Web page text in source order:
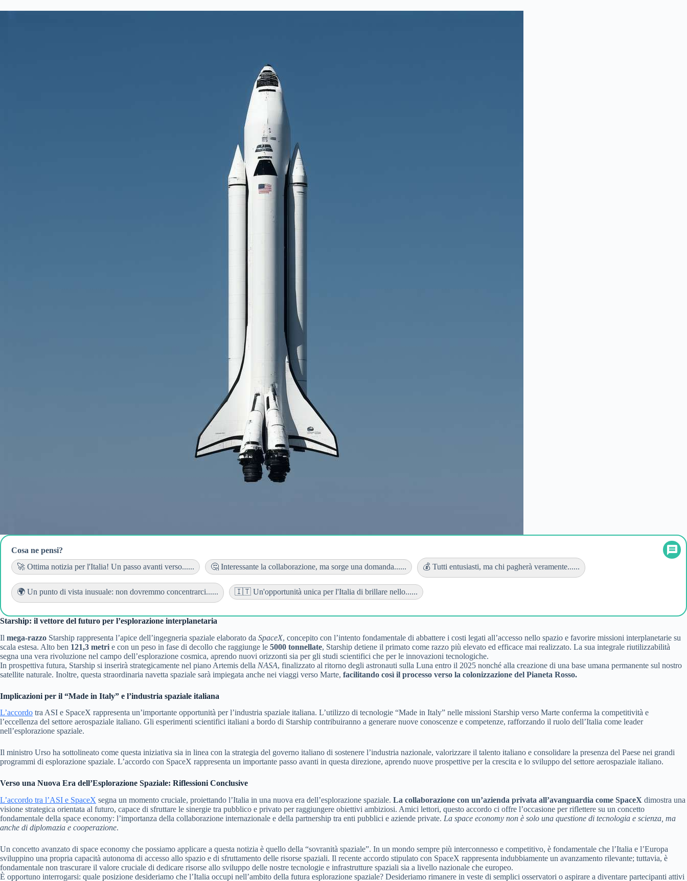
Cosa ne pensi?
🚀 Ottima notizia per l'Italia! Un passo avanti verso......
🤔 Interessante la collaborazione, ma sorge una domanda...... 💰 Tutti entusiasti, ma chi pagherà veramente......
🌍 Un punto di vista inusuale: non dovremmo concentrarci...... 🇮🇹 Un'opportunità unica per l'Italia di brillare nello......
Starship: il vettore del futuro per l’esplorazione interplanetaria
Il mega-razzo Starship rappresenta l’apice dell’ingegneria spaziale elaborato da SpaceX, concepito con l’intento fondamentale di abbattere i costi legati all’accesso nello spazio e favorire missioni interplanetarie su
scala estesa. Alto ben 121,3 metri e con un peso in fase di decollo che raggiunge le 5000 tonnellate, Starship detiene il primato come razzo più elevato ed efficace mai realizzato. La sua integrale riutilizzabilità
segna una vera rivoluzione nel campo dell’esplorazione cosmica, aprendo nuovi orizzonti sia per gli studi scientifici che per le innovazioni tecnologiche.
In prospettiva futura, Starship si inserirà strategicamente nel piano Artemis della NASA, finalizzato al ritorno degli astronauti sulla Luna entro il 2025 nonché alla creazione di una base umana permanente sul nostro
satellite naturale. Inoltre, questa straordinaria navetta spaziale sarà impiegata anche nei viaggi verso Marte, facilitando così il processo verso la colonizzazione del Pianeta Rosso.
Implicazioni per il “Made in Italy” e l’industria spaziale italiana
L’accordo tra ASI e SpaceX rappresenta un’importante opportunità per l’industria spaziale italiana. L’utilizzo di tecnologie “Made in Italy” nelle missioni Starship verso Marte conferma la competitività e
l’eccellenza del settore aerospaziale italiano. Gli esperimenti scientifici italiani a bordo di Starship contribuiranno a generare nuove conoscenze e competenze, rafforzando il ruolo dell’Italia come leader
nell’esplorazione spaziale.
Il ministro Urso ha sottolineato come questa iniziativa sia in linea con la strategia del governo italiano di sostenere l’industria nazionale, valorizzare il talento italiano e consolidare la presenza del Paese nei grandi
programmi di esplorazione spaziale. L’accordo con SpaceX rappresenta un importante passo avanti in questa direzione, aprendo nuove prospettive per la crescita e lo sviluppo del settore aerospaziale italiano.
Verso una Nuova Era dell’Esplorazione Spaziale: Riflessioni Conclusive
L’accordo tra l’ASI e SpaceX segna un momento cruciale, proiettando l’Italia in una nuova era dell’esplorazione spaziale. La collaborazione con un’azienda privata all’avanguardia come SpaceX dimostra una
visione strategica orientata al futuro, capace di sfruttare le sinergie tra pubblico e privato per raggiungere obiettivi ambiziosi. Amici lettori, questo accordo ci offre l’occasione per riflettere su un concetto
fondamentale della space economy: l’importanza della collaborazione internazionale e della partnership tra enti pubblici e aziende private. La space economy non è solo una questione di tecnologia e scienza, ma
anche di diplomazia e cooperazione.
Un concetto avanzato di space economy che possiamo applicare a questa notizia è quello della “sovranità spaziale”. In un mondo sempre più interconnesso e competitivo, è fondamentale che l’Italia e l’Europa
sviluppino una propria capacità autonoma di accesso allo spazio e di sfruttamento delle risorse spaziali. Il recente accordo stipulato con SpaceX rappresenta indubbiamente un avanzamento rilevante; tuttavia, è
fondamentale non trascurare il valore cruciale di dedicare risorse allo sviluppo delle nostre tecnologie e infrastrutture spaziali sia a livello nazionale che europeo.
È opportuno interrogarsi: quale posizione desideriamo che l’Italia occupi nell’ambito della futura esplorazione spaziale? Desideriamo rimanere in veste di semplici osservatori o aspirare a diventare partecipanti attivi